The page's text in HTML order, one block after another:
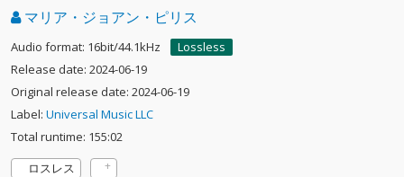
マリア・ジョアン・ピリス
Audio format: 16bit/44.1kHz
Lossless
Release date: 2024-06-19
Original release date: 2024-06-19
Label: Universal Music LLC
Total runtime: 155:02
ロスレス